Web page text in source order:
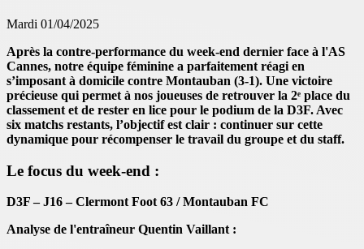
Mardi 01/04/2025
Après la contre-performance du week-end dernier face à l'AS
Cannes, notre équipe féminine a parfaitement réagi en
s’imposant à domicile contre Montauban (3-1). Une victoire
précieuse qui permet à nos joueuses de retrouver la 2ᵉ place du
classement et de rester en lice pour le podium de la D3F. Avec
six matchs restants, l’objectif est clair : continuer sur cette
dynamique pour récompenser le travail du groupe et du staff.
Le focus du week-end :
D3F – J16 – Clermont Foot 63 / Montauban FC
Analyse de l'entraîneur Quentin Vaillant :